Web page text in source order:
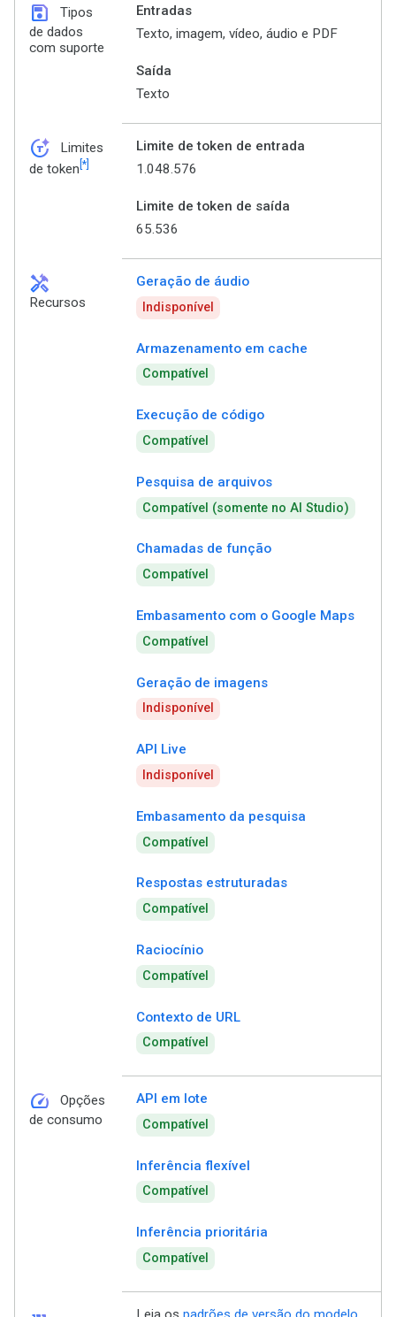
save
Tipos
de dados
com suporte
Entradas
Texto, imagem, vídeo, áudio e PDF
Saída
Texto
token_auto
Limites
de token [*]
Limite de token de entrada
1.048.576
Limite de token de saída
65.536
handyman
Recursos
Geração de áudio
Indisponível
Armazenamento em cache
Compatível
Execução de código
Compatível
Pesquisa de arquivos
Compatível (somente no AI Studio)
Chamadas de função
Compatível
Embasamento com o Google Maps
Compatível
Geração de imagens
Indisponível
API Live
Indisponível
Embasamento da pesquisa
Compatível
Respostas estruturadas
Compatível
Raciocínio
Compatível
Contexto de URL
Compatível
speed
Opções
de consumo
API em lote
Compatível
Inferência flexível
Compatível
Inferência prioritária
Compatível